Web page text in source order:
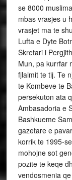
se 8000
mbas vrasjes u
vrasjet ma te
Lufta e Dyte
Skretari i
Mun, pa kurrfar
fjlaimit te tij. Te
te Kombeve te
persekuton ata
Ambasadoria e
Bashkueme
gazetare e
korrik te 1995-
mohojne sot
pozite te keqe
vendosmenia